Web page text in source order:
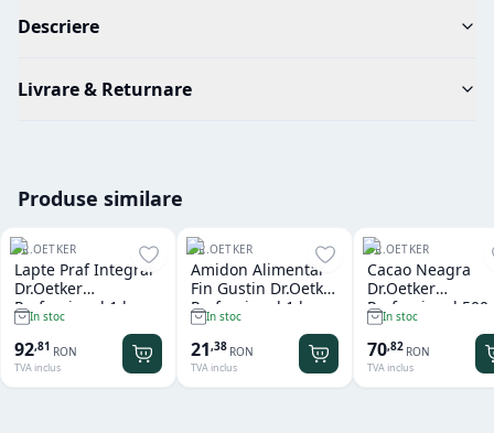
Descriere
Livrare & Returnare
Produse similare
DR.OETKER
Lapte Praf Integral
Dr.Oetker
Professional 1 kg
In stoc
92,81 RON
TVA inclus
DR.OETKER
Amidon Alimentar
Fin Gustin Dr.Oetker
Professional 1 kg
In stoc
21,38 RON
TVA inclus
DR.OETKER
Cacao Neagra
Dr.Oetker
Professional 500
In stoc
70,82 RON
TVA inclus